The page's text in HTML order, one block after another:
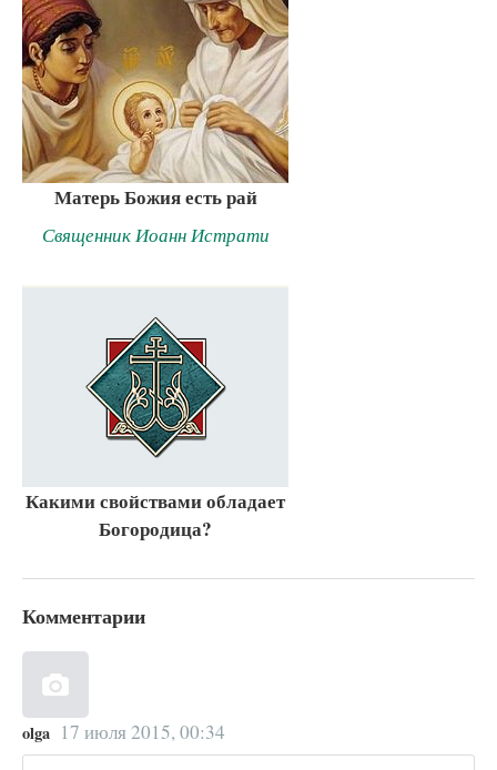
Матерь Божия есть рай
Священник Иоанн Истрати
Какими свойствами обладает
Богородица?
Комментарии
olga 17 июля 2015, 00:34